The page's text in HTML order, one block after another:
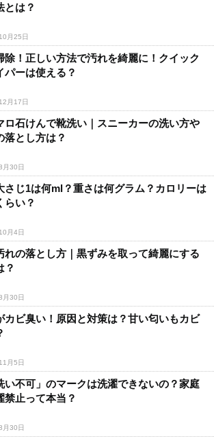
とは？
月25日
除！正しい方法で汚れを綺麗に！クイック
パーは使える？
月17日
ロ石けんで靴洗い｜スニーカーの洗い方や
落とし方は？
30日
さじ1は何ml？重さは何グラム？カロリーは
らい？
月4日
れの落とし方｜黒ずみを取って綺麗にする
？
30日
カビ臭い！原因と対策は？甘い匂いもカビ
月5日
い不可」のマークは洗濯できないの？家庭
禁止って本当？
30日